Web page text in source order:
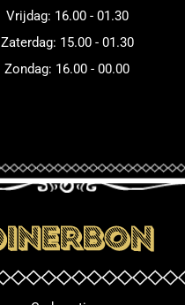
Vrijdag: 16.00 - 01.30
Zaterdag: 15.00 - 01.30
Zondag: 16.00 - 00.00